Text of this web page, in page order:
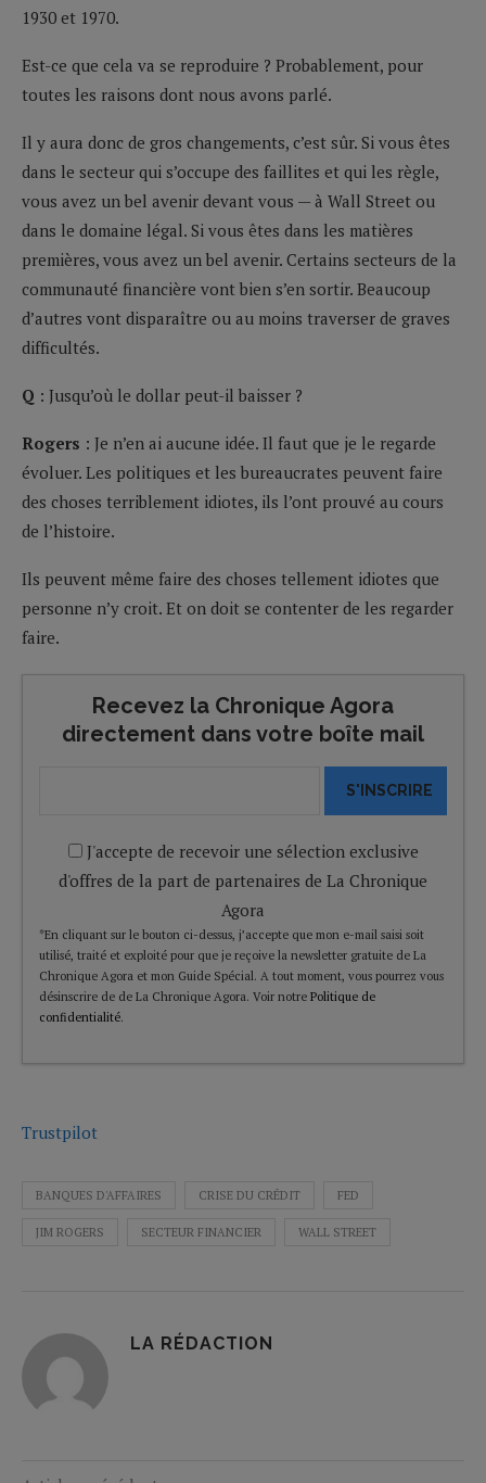
1930 et 1970.
Est-ce que cela va se reproduire ? Probablement, pour
toutes les raisons dont nous avons parlé.
Il y aura donc de gros changements, c’est sûr. Si vous êtes
dans le secteur qui s’occupe des faillites et qui les règle,
vous avez un bel avenir devant vous — à Wall Street ou
dans le domaine légal. Si vous êtes dans les matières
premières, vous avez un bel avenir. Certains secteurs de la
communauté financière vont bien s’en sortir. Beaucoup
d’autres vont disparaître ou au moins traverser de graves
difficultés.
Q : Jusqu’où le dollar peut-il baisser ?
Rogers : Je n’en ai aucune idée. Il faut que je le regarde
évoluer. Les politiques et les bureaucrates peuvent faire
des choses terriblement idiotes, ils l’ont prouvé au cours
de l’histoire.
Ils peuvent même faire des choses tellement idiotes que
personne n’y croit. Et on doit se contenter de les regarder
faire.
Recevez la Chronique Agora
directement dans votre boîte mail
S'INSCRIRE
J'accepte de recevoir une sélection exclusive
d'offres de la part de partenaires de La Chronique
Agora
*En cliquant sur le bouton ci-dessus, j’accepte que mon e-mail saisi soit
utilisé, traité et exploité pour que je reçoive la newsletter gratuite de La
Chronique Agora et mon Guide Spécial. A tout moment, vous pourrez vous
désinscrire de de La Chronique Agora. Voir notre Politique de
confidentialité.
Trustpilot
BANQUES D'AFFAIRES CRISE DU CRÉDIT FED
JIM ROGERS SECTEUR FINANCIER WALL STREET
LA RÉDACTION